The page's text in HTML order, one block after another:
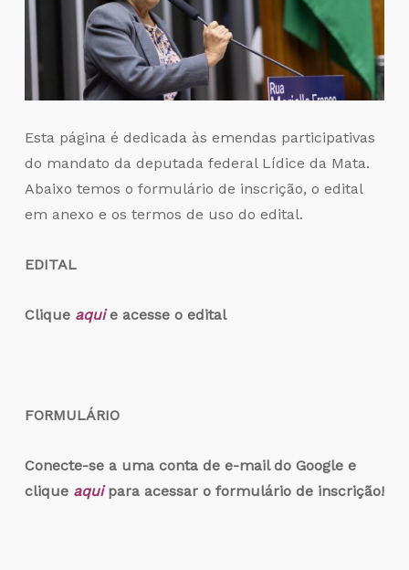
Esta página é dedicada às emendas participativas
do mandato da deputada federal Lídice da Mata.
Abaixo temos o formulário de inscrição, o edital
em anexo e os termos de uso do edital.
EDITAL
Clique aquie acesse o edital
FORMULÁRIO
Conecte-se a uma conta de e-mail do Google e
clique aquipara acessar o formulário de inscrição!